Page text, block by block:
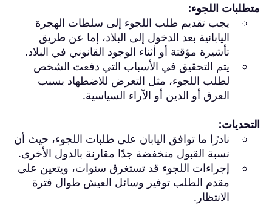
متطلبات اللجوء:
يجب تقديم طلب اللجوء إلى سلطات الهجرة
اليابانية بعد الدخول إلى البلاد، إما عن طريق
تأشيرة مؤقتة أو أثناء الوجود القانوني في البلاد.
يتم التحقيق في الأسباب التي دفعت الشخص
لطلب اللجوء، مثل التعرض للاضطهاد بسبب
العرق أو الدين أو الآراء السياسية.
التحديات:
نادرًا ما توافق اليابان على طلبات اللجوء، حيث أن
نسبة القبول منخفضة جدًا مقارنة بالدول الأخرى.
إجراءات اللجوء قد تستغرق سنوات، ويتعين على
مقدم الطلب توفير وسائل العيش طوال فترة
الانتظار.